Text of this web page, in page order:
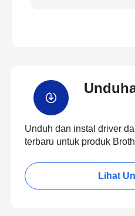
Unduh dan instal driver
terbaru untuk produk
Lihat